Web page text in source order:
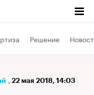
Решение
, 22 мая 2018, 14:03